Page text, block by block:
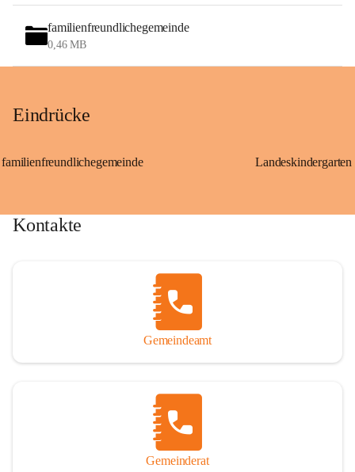
familienfreundlichegemeinde
0,46 MB
Eindrücke
familienfreundlichegemeinde
Kontakte
Gemeindeamt
Gemeinderat